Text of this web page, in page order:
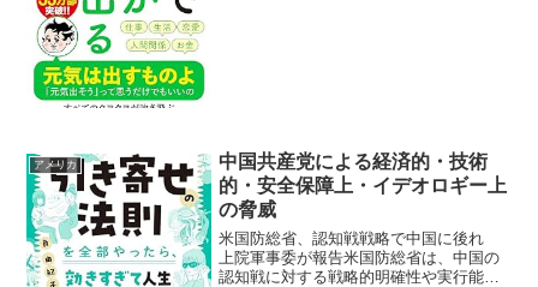
アメリカ
中国共産党による経済的・技術
的・安全保障上・イデオロギー上
の脅威
米国防総省、認知戦戦略で中国に後れ
上院軍事委が報告米国防総省は、中国の
認知戦に対する戦略的明確性や実行能力